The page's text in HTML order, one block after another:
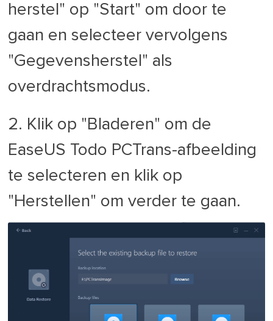
herstel" op "Start" om door te
gaan en selecteer vervolgens
"Gegevensherstel" als
overdrachtsmodus.
2. Klik op "Bladeren" om de
EaseUS Todo PCTrans-afbeelding
te selecteren en klik op
"Herstellen" om verder te gaan.